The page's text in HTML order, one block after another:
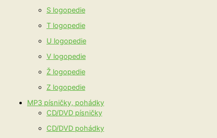
S logopedie
T logopedie
U logopedie
V logopedie
Ž logopedie
Z logopedie
MP3 písničky, pohádky
CD/DVD písničky
CD/DVD pohádky